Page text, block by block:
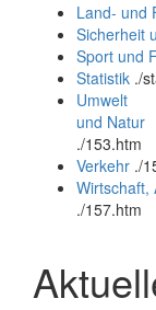
und
schließen
Land- und
Sicherheit
Sport und
Statistik ./
Umwelt
und Natur
./153.htm
Verkehr ./
Wirtschaft,
./157.htm